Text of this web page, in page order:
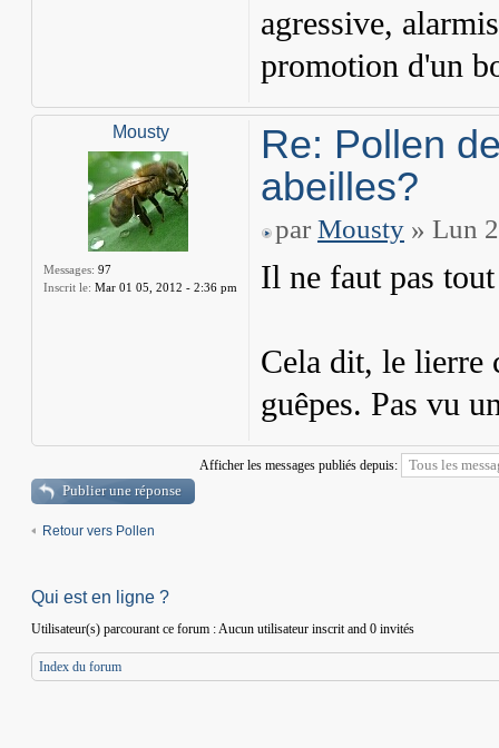
agressive,
promotion d'un
Mousty
Messages: 97
Inscrit le: Mar 01 05, 2012 - 2:36 pm
Re: Pollen
abeilles?
par Mousty » Lun
Il ne faut pas
Cela dit, le lierre
guêpes. Pas vu
Afficher les messages publiés depuis:
Publier une réponse
Retour vers Pollen
Qui est en ligne ?
Utilisateur(s) parcourant ce forum : Aucun utilisateur inscrit and 0 invités
Index du forum